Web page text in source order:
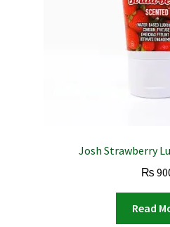
Josh Strawberry
₨
Read